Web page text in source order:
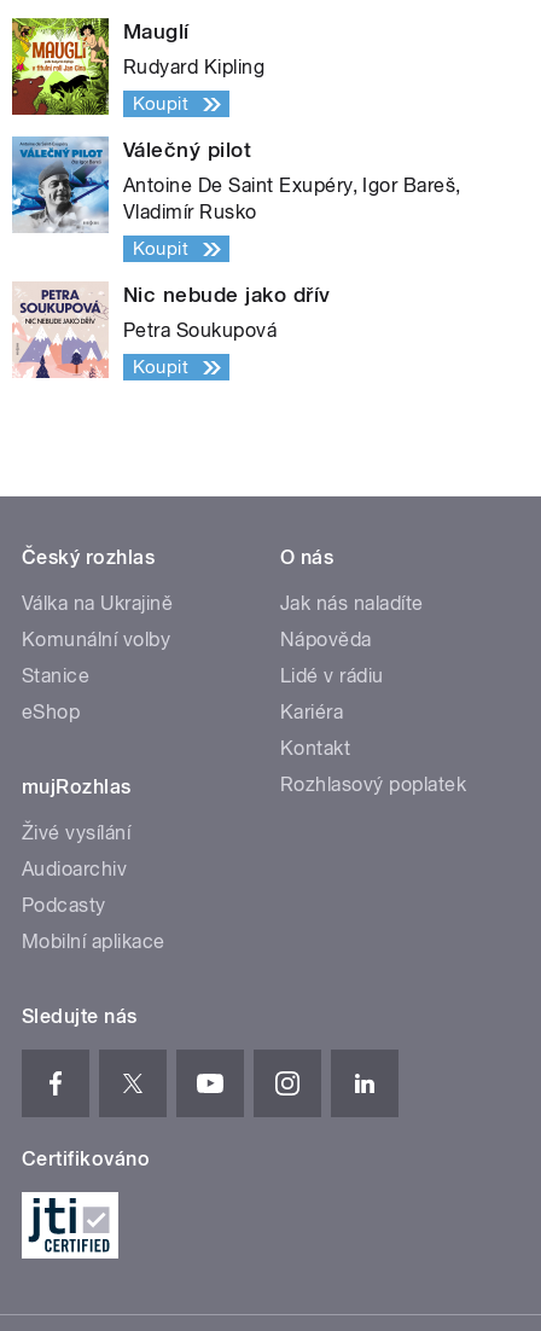
Mauglí
Rudyard Kipling
Koupit
Válečný pilot
Antoine De Saint Exupéry, Igor Bareš,
Vladimír Rusko
Koupit
Nic nebude jako dřív
Petra Soukupová
Koupit
Český rozhlas
Válka na Ukrajině
Komunální volby
Stanice
eShop
mujRozhlas
Živé vysílání
Audioarchiv
Podcasty
Mobilní aplikace
O nás
Jak nás naladíte
Nápověda
Lidé v rádiu
Kariéra
Kontakt
Rozhlasový poplatek
Sledujte nás
Certifikováno